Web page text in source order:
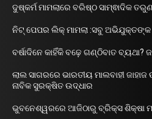
ଦୁଷ୍କର୍ମ ମାମଲାରେ ବରିଷ୍ଠ ସାମ୍ଵାଦିକ
ନିଟ୍ ପେପର ଲିକ୍ ମାମଲା :ସବୁ ଅଭିଯୁକ୍ତଙ୍କ
ବର୍ଷାଦିନେ କାହିଁକି ବଢ଼େ ଗଣ୍ଠିବାତ ବ୍ୟଥା?
ଲାଲ ସାଗରରେ ଭାରତୀୟ ମାଲବାହୀ
ନାବିକ ସୁରକ୍ଷିତ ଉଦ୍ଧାର
ଭୁବନେଶ୍ୱରରେ ଆଜିଠାରୁ ବ୍ରିକ୍ସ ଶିକ୍ଷା